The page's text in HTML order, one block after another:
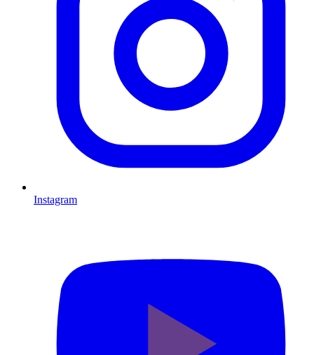
Instagram